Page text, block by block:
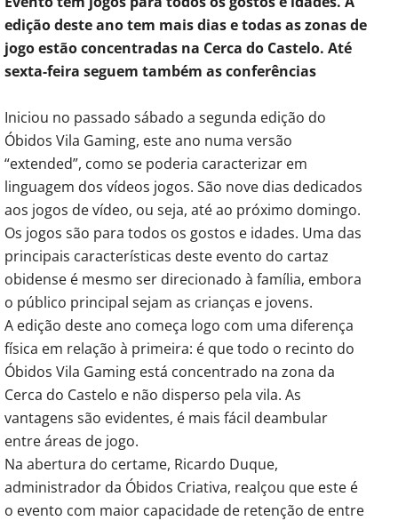
edição deste ano tem mais dias e todas as zonas de
jogo estão concentradas na Cerca do Castelo. Até
sexta-feira seguem também as conferências
Iniciou no passado sábado a segunda edição do
Óbidos Vila Gaming, este ano numa versão
“extended”, como se poderia caracterizar em
linguagem dos vídeos jogos. São nove dias dedicados
aos jogos de vídeo, ou seja, até ao próximo domingo.
Os jogos são para todos os gostos e idades. Uma das
principais características deste evento do cartaz
obidense é mesmo ser direcionado à família, embora
o público principal sejam as crianças e jovens.
A edição deste ano começa logo com uma diferença
física em relação à primeira: é que todo o recinto do
Óbidos Vila Gaming está concentrado na zona da
Cerca do Castelo e não disperso pela vila. As
vantagens são evidentes, é mais fácil deambular
entre áreas de jogo.
Na abertura do certame, Ricardo Duque,
administrador da Óbidos Criativa, realçou que este é
o evento com maior capacidade de retenção de entre